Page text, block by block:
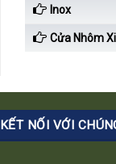
Inox
Cửa Nhôm
KẾT NỐI VỚI